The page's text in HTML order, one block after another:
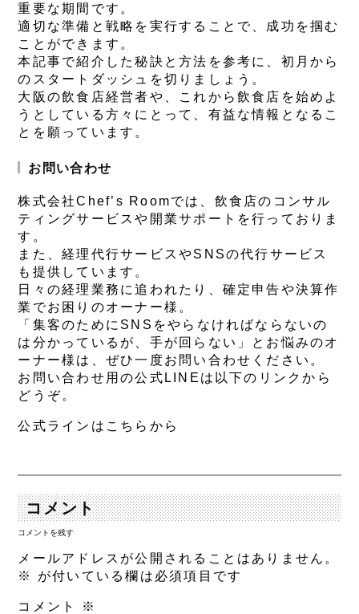
重要な期間です。
適切な準備と戦略を実行することで、成功を掴む
ことができます。
本記事で紹介した秘訣と方法を参考に、初月から
のスタートダッシュを切りましょう。
大阪の飲食店経営者や、これから飲食店を始めよ
うとしている方々にとって、有益な情報となるこ
とを願っています。
お問い合わせ
株式会社Chef’s Roomでは、飲食店のコンサル
ティングサービスや開業サポートを行っておりま
す。
また、経理代行サービスやSNSの代行サービス
も提供しています。
日々の経理業務に追われたり、確定申告や決算作
業でお困りのオーナー様。
「集客のためにSNSをやらなければならないの
は分かっているが、手が回らない」とお悩みのオ
ーナー様は、ぜひ一度お問い合わせください。
お問い合わせ用の公式LINEは以下のリンクから
どうぞ。
公式ラインはこちらから
コメント
コメントを残す
メールアドレスが公開されることはありません。
※
が付いている欄は必須項目です
コメント ※